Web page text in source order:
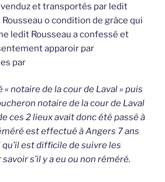
et transportés par ledit
o condition de grâce qui
ledit Rousseau a confessé et
apparoir par
par
notaire de la cour de Laval » puis
notaire de la cour de Laval
ces 2 lieux avait donc été passé à
est effectué à Angers 7 ans
est difficile de suivre les
s’il y a eu ou non réméré.